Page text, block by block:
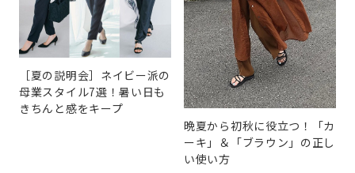
［夏の説明会］ネイビー派の
母業スタイル7選！暑い日も
きちんと感をキープ
晩夏から初秋に役立つ！「カ
ーキ」＆「ブラウン」の正し
い使い方